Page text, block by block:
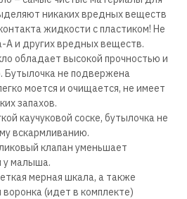
никаких вредных веществ
жидкости с пластиком! Не
и других вредных веществ.
обладает высокой прочностью и
Бутылочка не подвержена
моется и очищается, не имеет
запахов.
каучуковой соске, бутылочка не
вскармливанию.
клапан уменьшает
у малыша.
мерная шкала, а также
(идет в комплекте)